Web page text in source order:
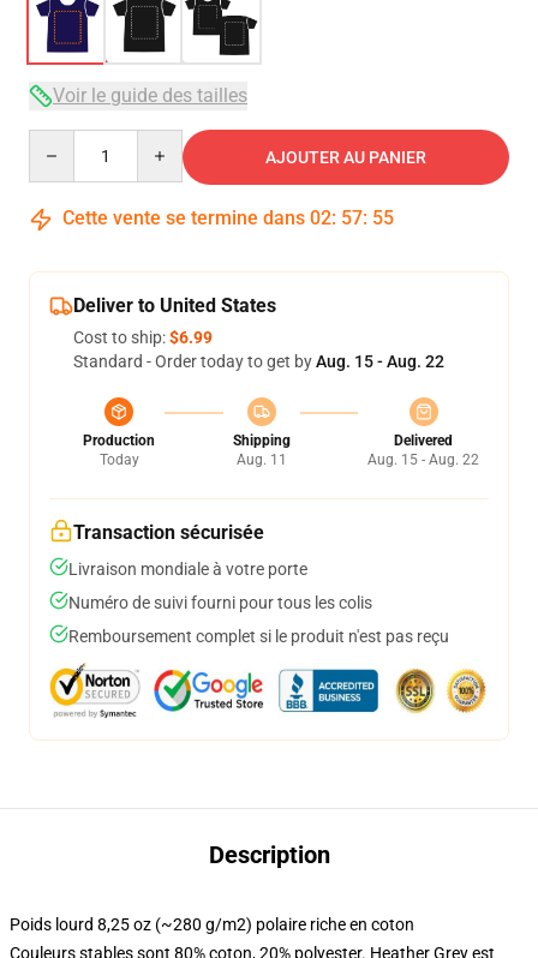
Voir le guide des tailles
AJOUTER AU PANIER
Cette vente se termine dans 02: 57: 54
Deliver to United States
Cost to ship:$6.99
Standard - Order today to get byAug. 15 - Aug. 22
Production
Today
Shipping
Aug. 11
Delivered
Aug. 15 - Aug. 22
Transaction sécurisée
Livraison mondiale à votre porte
Numéro de suivi fourni pour tous les colis
Remboursement complet si le produit n'est pas reçu
Description
Poids lourd 8,25 oz (~280 g/m2) polaire riche en coton
Couleurs stables sont 80% coton, 20% polyester. Heather Grey est